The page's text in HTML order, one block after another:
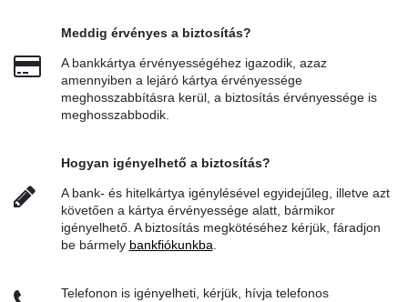
Meddig érvényes a biztosítás?
A bankkártya érvényességéhez igazodik, azaz
amennyiben a lejáró kártya érvényessége
meghosszabbításra kerül, a biztosítás érvényessége is
meghosszabbodik.
Hogyan igényelhető a biztosítás?
A bank- és hitelkártya igénylésével egyidejűleg, illetve azt
követően a kártya érvényessége alatt, bármikor
igényelhető. A biztosítás megkötéséhez kérjük, fáradjon
be bármely bankfiókunkba.
Telefonon is igényelheti, kérjük, hívja telefonos